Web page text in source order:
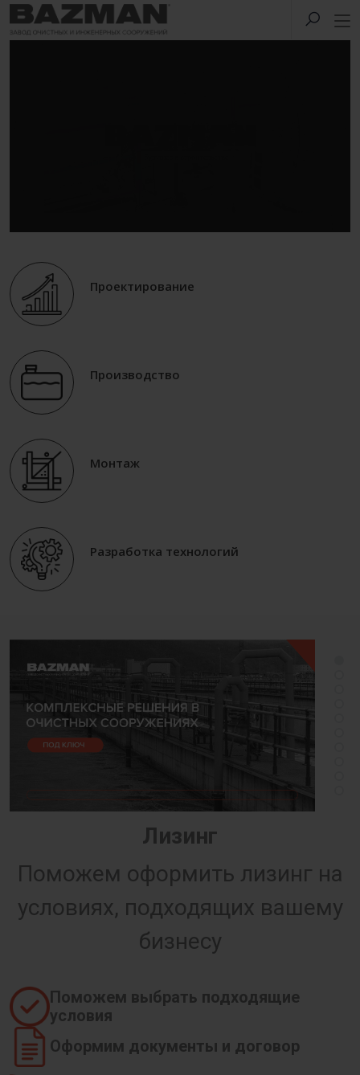
Проектирование
Производство
Монтаж
Разработка технологий
Лизинг
Поможем оформить лизинг на
условиях, подходящих вашему
бизнесу
Поможем выбрать подходящие
условия
Оформим документы и договор